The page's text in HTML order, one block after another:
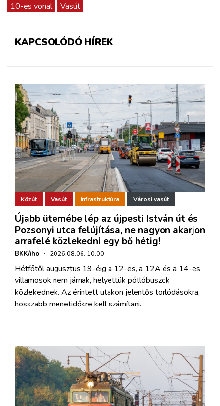
10-es vonal
Vasút
KAPCSOLÓDÓ HÍREK
Közút Vasút Infrastruktúra Városi vasút
Újabb ütemébe lép az újpesti István út és
Pozsonyi utca felújítása, ne nagyon akarjon
arrafelé közlekedni egy bő hétig!
BKK/iho · 2026.08.06. 10:00
Hétfőtől augusztus 19-éig a 12-es, a 12A és a 14-es
villamosok nem járnak, helyettük pótlóbuszok
közlekednek. Az érintett utakon jelentős torlódásokra,
hosszabb menetidőkre kell számítani.